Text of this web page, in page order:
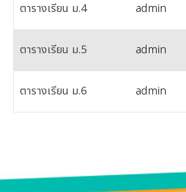
ตารางเรียน ม.4 admin
ตารางเรียน ม.5 admin
ตารางเรียน ม.6 admin